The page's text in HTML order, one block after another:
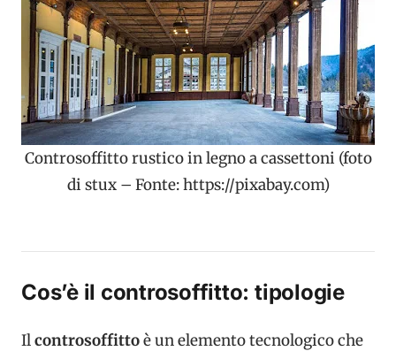
Controsoffitto rustico in legno a cassettoni (foto
di stux – Fonte: https://pixabay.com)
Cos’è il controsoffitto: tipologie
Ilcontrosoffittoè un elemento tecnologico che